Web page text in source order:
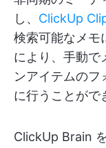
し、 ClickUp
検索可能なメモ
により、手動で
ンアイテムのフ
に行うことがで
ClickUp Brain